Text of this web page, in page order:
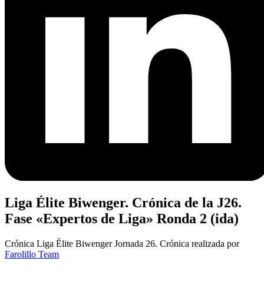
Liga Élite Biwenger. Crónica de la J26.
Fase «Expertos de Liga» Ronda 2 (ida)
Crónica Liga Élite Biwenger Jornada 26. Crónica realizada por
Farolillo Team